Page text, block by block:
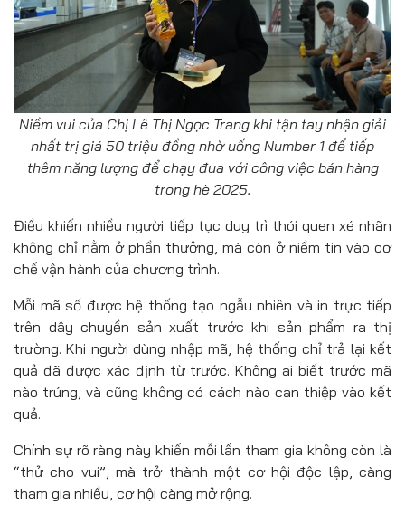
Niềm vui của Chị Lê Thị Ngọc Trang khi tận tay nhận giải
nhất trị giá 50 triệu đồng nhờ uống Number 1 để tiếp
thêm năng lượng để chạy đua với công việc bán hàng
trong hè 2025.
Điều khiến nhiều người tiếp tục duy trì thói quen xé nhãn
không chỉ nằm ở phần thưởng, mà còn ở niềm tin vào cơ
chế vận hành của chương trình.
Mỗi mã số được hệ thống tạo ngẫu nhiên và in trực tiếp
trên dây chuyền sản xuất trước khi sản phẩm ra thị
trường. Khi người dùng nhập mã, hệ thống chỉ trả lại kết
quả đã được xác định từ trước. Không ai biết trước mã
nào trúng, và cũng không có cách nào can thiệp vào kết
quả.
Chính sự rõ ràng này khiến mỗi lần tham gia không còn là
“thử cho vui”, mà trở thành một cơ hội độc lập, càng
tham gia nhiều, cơ hội càng mở rộng.